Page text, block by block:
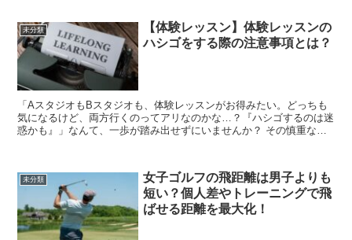
未分類
【体験レッスン】体験レッスンの
ハシゴをする際の注意事項とは？
「AスタジオもBスタジオも、体験レッスンがお得みたい。どっちも
気になるけど、両方行くのってアリなのかな…？『ハシゴするのは迷
惑かも』」なんて、一歩が踏み出せずにいませんか？ その慎重な気
未分類
女子ゴルフの飛距離は男子よりも
短い？個人差やトレーニングで飛
ばせる距離を最大化！